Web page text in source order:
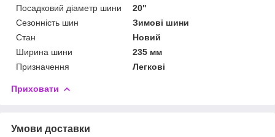
Посадковий діаметр шини
20"
Сезонність шин
Зимові шини
Стан
Новий
Ширина шини
235 мм
Призначення
Легкові
Приховати
Умови доставки